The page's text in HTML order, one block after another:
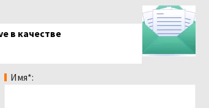
в качестве
Имя*: